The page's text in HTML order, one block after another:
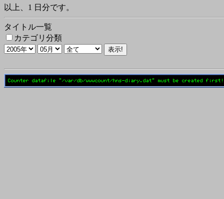
以上、1 日分です。
タイトル一覧
カテゴリ分類